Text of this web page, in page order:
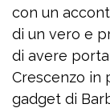
con un
di un vero e
di avere
Crescenzo in
gadget di